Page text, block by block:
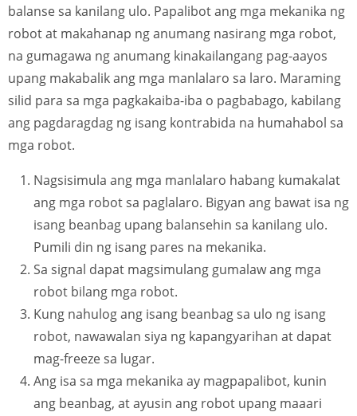
balanse sa kanilang ulo. Papalibot ang mga mekanika ng
robot at makahanap ng anumang nasirang mga robot,
na gumagawa ng anumang kinakailangang pag-aayos
upang makabalik ang mga manlalaro sa laro. Maraming
silid para sa mga pagkakaiba-iba o pagbabago, kabilang
ang pagdaragdag ng isang kontrabida na humahabol sa
mga robot.
Nagsisimula ang mga manlalaro habang kumakalat
ang mga robot sa paglalaro. Bigyan ang bawat isa ng
isang beanbag upang balansehin sa kanilang ulo.
Pumili din ng isang pares na mekanika.
Sa signal dapat magsimulang gumalaw ang mga
robot bilang mga robot.
Kung nahulog ang isang beanbag sa ulo ng isang
robot, nawawalan siya ng kapangyarihan at dapat
mag-freeze sa lugar.
Ang isa sa mga mekanika ay magpapalibot, kunin
ang beanbag, at ayusin ang robot upang maaari